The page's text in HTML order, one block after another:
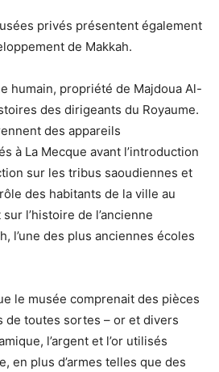
privés présentent également
de Makkah.
humain, propriété de Majdoua Al-
des dirigeants du Royaume.
des appareils
à La Mecque avant l’introduction
sur les tribus saoudiennes et
des habitants de la ville au
l’histoire de l’ancienne
l’une des plus anciennes écoles
le musée comprenait des pièces
de toutes sortes – or et divers
l’argent et l’or utilisés
en plus d’armes telles que des